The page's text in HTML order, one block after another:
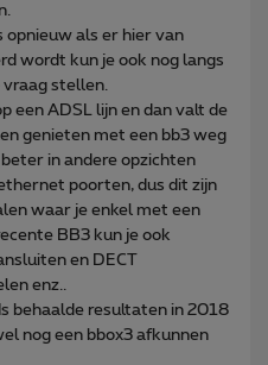
opnieuw als er hier van
wordt kun je ook nog langs
vraag stellen.
een ADSL lijn en dan valt de
genieten met een bb3 weg
in andere opzichten
poorten, dus dit zijn
waar je enkel met een
BB3 kun je ook
en DECT
enz..
behaalde resultaten in 2018
nog een bbox3 afkunnen